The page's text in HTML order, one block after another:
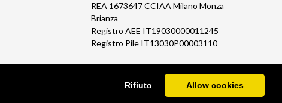
Rifiuto Allow cookies
REA 1673647 CCIAA Milano Monza
Brianza
Registro AEE IT19030000011245
Registro Pile IT13030P00003110